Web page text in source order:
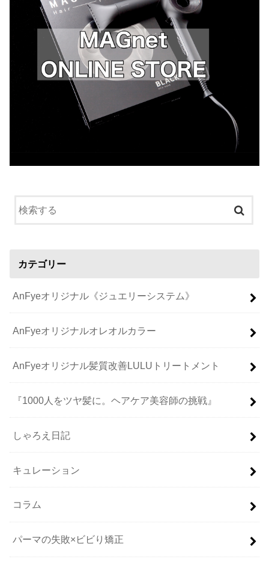
カテゴリー
AnFyeオリジナル《ジュエリーシステム》
AnFyeオリジナルオレオルカラー
AnFyeオリジナル髪質改善LULUトリートメント
『1000人をツヤ髪に。ヘアケア美容師の挑戦』
しゃろえ日記
キュレーション
コラム
パーマの失敗×ビビり矯正